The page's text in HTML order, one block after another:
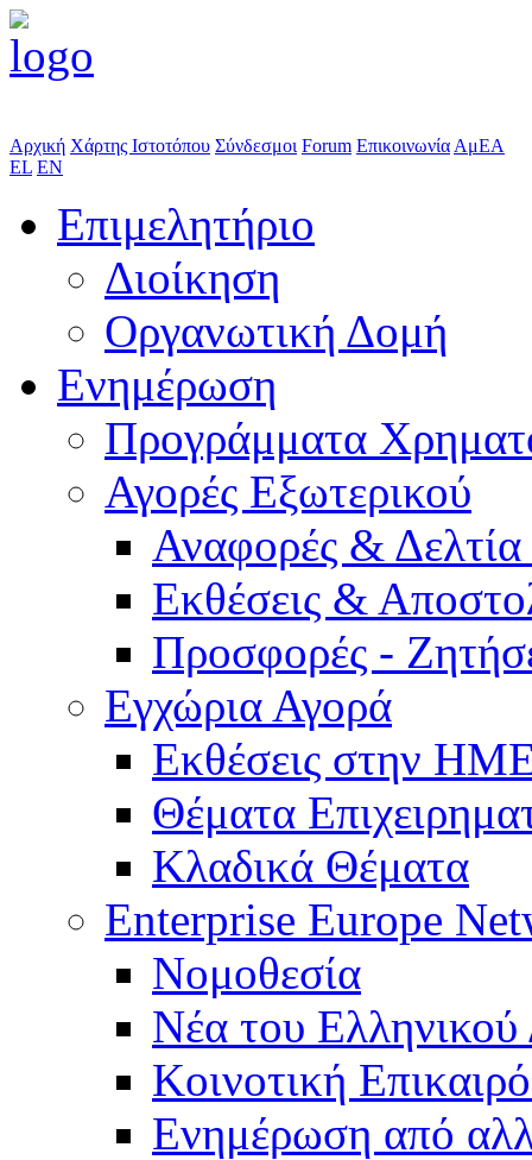
Αρχική Χάρτης Ιστοτόπου Σύνδεσμοι Forum Επικοινωνία ΑμΕΑ
EL EN
Επιμελητήριο
Διοίκηση
Οργανωτική Δομή
Ενημέρωση
Προγράμματα
Αγορές Εξωτερικού
Αναφορές &
Εκθέσεις &
Προσφορές -
Εγχώρια Αγορά
Εκθέσεις στην
Θέματα
Κλαδικά Θέματα
Enterprise Europe
Νομοθεσία
Νέα του Ελληνικού
Κοινοτική
Ενημέρωση από